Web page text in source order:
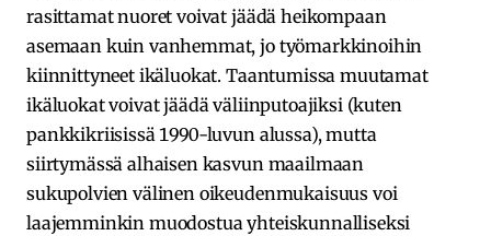
rasittamat nuoret voivat jäädä heikompaan
asemaan kuin vanhemmat, jo työmarkkinoihin
kiinnittyneet ikäluokat. Taantumissa muutamat
ikäluokat voivat jäädä väliinputoajiksi (kuten
pankkikriisissä 1990-luvun alussa), mutta
siirtymässä alhaisen kasvun maailmaan
sukupolvien välinen oikeudenmukaisuus voi
laajemminkin muodostua yhteiskunnalliseksi